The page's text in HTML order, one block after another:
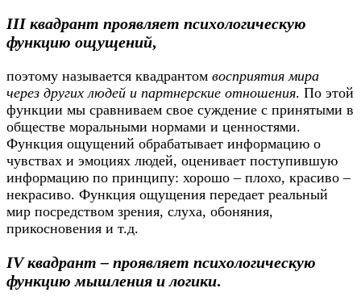
III квадрант проявляет психологическую
функцию ощущений,
поэтому называется квадрантом восприятия мира
через других людей и партнерские отношения. По этой
функции мы сравниваем свое суждение с принятыми в
обществе моральными нормами и ценностями.
Функция ощущений обрабатывает информацию о
чувствах и эмоциях людей, оценивает поступившую
информацию по принципу: хорошо – плохо, красиво –
некрасиво. Функция ощущения передает реальный
мир посредством зрения, слуха, обоняния,
прикосновения и т.д.
IV квадрант – проявляет психологическую
функцию мышления и логики.